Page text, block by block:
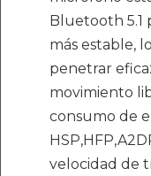
Bluetooth 5.1
más estable,
penetrar
movimiento
consumo de
velocidad de